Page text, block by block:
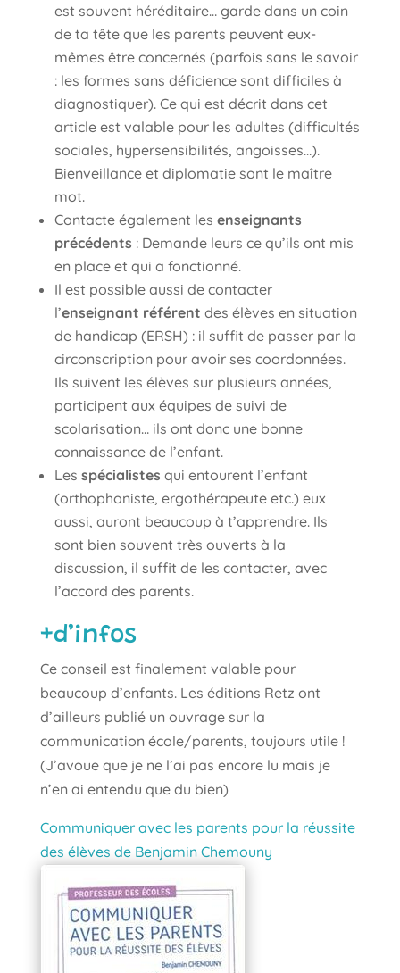
est souvent héréditaire… garde dans un coin
de ta tête que les parents peuvent eux-
mêmes être concernés (parfois sans le savoir
: les formes sans déficience sont difficiles à
diagnostiquer). Ce qui est décrit dans cet
article est valable pour les adultes (difficultés
sociales, hypersensibilités, angoisses…).
Bienveillance et diplomatie sont le maître
mot.
Contacte également les enseignants
précédents : Demande leurs ce qu’ils ont mis
en place et qui a fonctionné.
Il est possible aussi de contacter
l’enseignant référent des élèves en situation
de handicap (ERSH) : il suffit de passer par la
circonscription pour avoir ses coordonnées.
Ils suivent les élèves sur plusieurs années,
participent aux équipes de suivi de
scolarisation… ils ont donc une bonne
connaissance de l’enfant.
Les spécialistes qui entourent l’enfant
(orthophoniste, ergothérapeute etc.) eux
aussi, auront beaucoup à t’apprendre. Ils
sont bien souvent très ouverts à la
discussion, il suffit de les contacter, avec
l’accord des parents.
+d’infos
Ce conseil est finalement valable pour
beaucoup d’enfants. Les éditions Retz ont
d’ailleurs publié un ouvrage sur la
communication école/parents, toujours utile !
(J’avoue que je ne l’ai pas encore lu mais je
n’en ai entendu que du bien)
Communiquer avec les parents pour la réussite
des élèves de Benjamin Chemouny